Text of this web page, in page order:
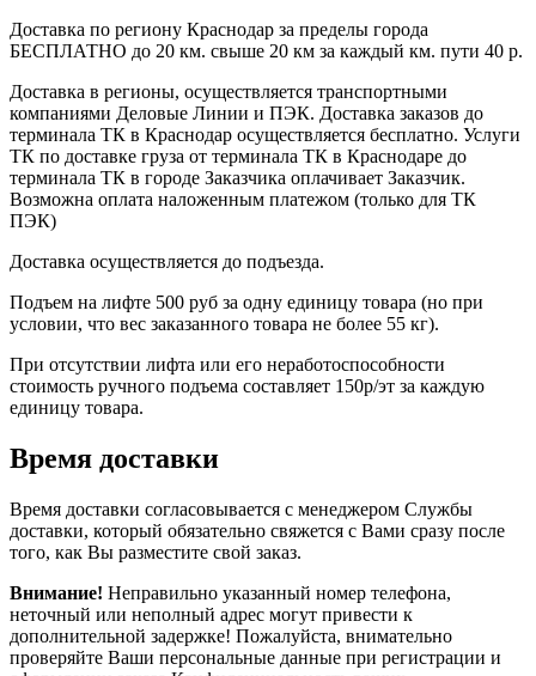
Доставка по региону Краснодар за пределы города
БЕСПЛАТНО до 20 км. свыше 20 км за каждый км. пути 40 р.
Доставка в регионы, осуществляется транспортными
компаниями Деловые Линии и ПЭК. Доставка заказов до
терминала ТК в Краснодар осуществляется бесплатно. Услуги
ТК по доставке груза от терминала ТК в Краснодаре до
терминала ТК в городе Заказчика оплачивает Заказчик.
Возможна оплата наложенным платежом (только для ТК
ПЭК)
Доставка осуществляется до подъезда.
Подъем на лифте 500 руб за одну единицу товара (но при
условии, что вес заказанного товара не более 55 кг).
При отсутствии лифта или его неработоспособности
стоимость ручного подъема составляет 150р/эт за каждую
единицу товара.
Время доставки
Время доставки согласовывается с менеджером Службы
доставки, который обязательно свяжется с Вами сразу после
того, как Вы разместите свой заказ.
Внимание! Неправильно указанный номер телефона,
неточный или неполный адрес могут привести к
дополнительной задержке! Пожалуйста, внимательно
проверяйте Ваши персональные данные при регистрации и